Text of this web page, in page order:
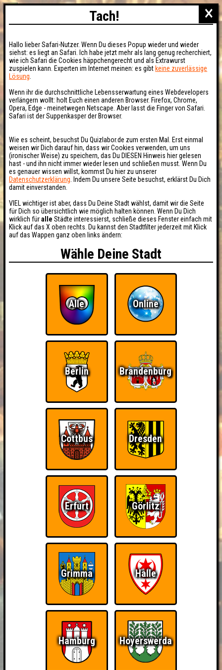
×
Tach!
Hallo lieber Safari-Nutzer. Wenn Du dieses Popup wieder und wieder
siehst: es liegt an Safari. Ich habe jetzt mehr als lang genug recherchiert,
wie ich Safari die Cookies häppchengerecht und als Extrawurst
zuspielen kann. Experten im Internet meinen: es gibt keine zuverlässige
Lösung
Wenn ihr die durchschnittliche Lebensserwartung eines Webdevelopers
verlängern wollt: holt Euch einen anderen Browser. Firefox, Chrome,
Opera, Edge - meinetwegen Netscape. Aber lasst die Finger von Safari.
Safari ist der Suppenkasper der Browser.
Wie es scheint, besuchst Du Quizlabor.de zum ersten Mal. Erst einmal
weisen wir Dich darauf hin, dass wir Cookies verwenden, um uns
(ironischer Weise) zu speichern, das Du DIESEN Hinweis hier gelesen
hast - und ihn nicht immer wieder lesen und schließen musst. Wenn Du
es genauer wissen willst, kommst Du hier zu unserer
Datenschutzerklärung . Indem Du unsere Seite besuchst, erklärst Du Dich
damit einverstanden.
VIEL wichtiger ist aber, dass Du Deine Stadt wählst, damit wir die Seite
für Dich so übersichtlich wie möglich halten können. Wenn Du Dich
wirklich füralle Städte interessierst, schließe dieses Fenster einfach mit
Klick auf das X oben rechts. Du kannst den Stadtfilter jederzeit mit Klick
auf das Wappen ganz oben links ändern:
Wähle Deine Stadt
Alle Online
Berlin Brandenburg
Cottbus Dresden
Erfurt Görlitz
Grimma Halle
Hamburg Hoyerswerda